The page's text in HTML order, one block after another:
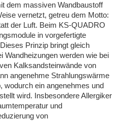
dem massiven Wandbaustoff
vernetzt, getreu dem Motto:
der Luft. Beim KS-QUADRO
in vorgefertigte
Prinzip bringt gleich
Wandheizungen werden wie bei
Kalksandsteinwände von
angenehme Strahlungswärme
wodurch ein angenehmes und
wird. Insbesondere Allergiker
und
von